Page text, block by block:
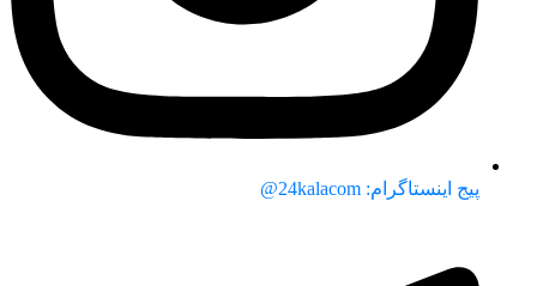
پیج اینستاگرام: 24kalacom@